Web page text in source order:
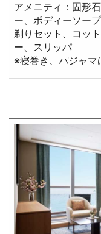
アメニティ：固形
ー、ボディーソー
剃りセット、コッ
ー、スリッパ
※寝巻き、パジャマ